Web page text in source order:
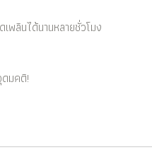
พลินได้นานหลายชั่วโมง
มคติ!